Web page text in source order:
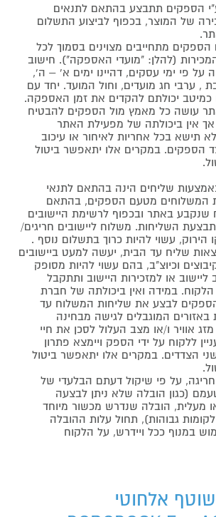
הספקים תתבצע בהתאם לתנאים
של המוצר, בכפוף לביצוע התשלום
מתחייבים מצוינים בסמוך לכל
(להלן: "מועדי האספקה"). חישוב
על פי ימי עסקים, דהיינו ימים א' – ה',
, ערבי חג מועדים, וחול המועד. יחד עם
יכולתם להקדים את זמן האספקה.
עושה כל מאמץ מול הספקים להבטיח
אין ביכולתה של מפעילת האתר
תישא בכל אחריות לאיחור או עיכוב
הספקים. במקרים אלו יתאפשר ביטול
שליחים הינה בהתאם לתנאי
מטעם הספקים, בהתאם
שנקבע באתר ובכפוף לרשימת היישובים
השליחות. משלוח ליישובים חריגים/
עשוי להיות כרוך בתשלום נוסף .
שליח עד הבית, יעשה למעט ביישובים
וכיוצ"ב, בהם עשוי להיות מסופק
או למזכירות היישוב ותתקבל
במידה ואין ביכולתה של חברת
לבצע את שליחות המשלוח עד
המוגבלים לגישה מבחינה
אוויר ו/או מצב העלול לסכן את חיי
ללקוח על ידי הספק ויימצא פתרון
הצדדים. במקרים אלו יתאפשר ביטול
על פי שיקול דעתם הבלעדי של
(כגון הובלה שלא ניתן לבצעה
מעלית, הובלה שנדרש מכשור מיוחד
גבוהות), תחול עלות ההובלה
במנוף ככל ויידרש, על הלקוח
אלחוטי